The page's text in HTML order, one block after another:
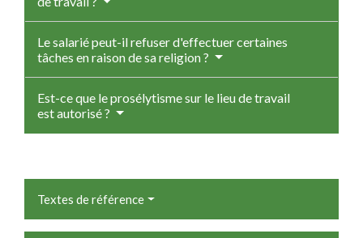
Le salarié peut-il refuser d'effectuer certaines
tâches en raison de sa religion ?
Est-ce que le prosélytisme sur le lieu de travail
est autorisé ?
Textes de référence